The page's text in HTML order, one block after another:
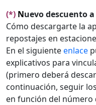
(*) Nuevo descuento
Cómo descargarte la
repostajes en
En el siguienteenlace
explicativos para
(primero deberá
continuación, seguir
en función del número